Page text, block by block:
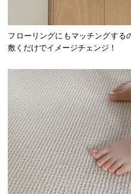
フローリングにもマッチングする
敷くだけでイメージチェンジ！